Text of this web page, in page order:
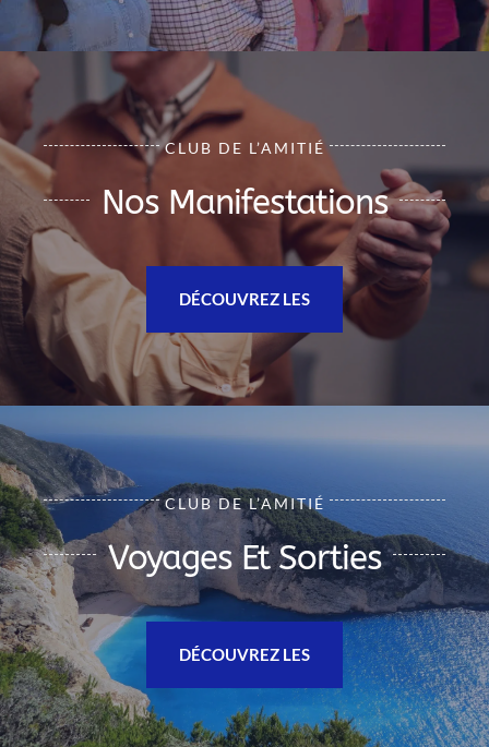
CLUB DE L’AMITIÉ
Nos Manifestations
DÉCOUVREZ LES
CLUB DE L’AMITIÉ
Voyages Et Sorties
DÉCOUVREZ LES